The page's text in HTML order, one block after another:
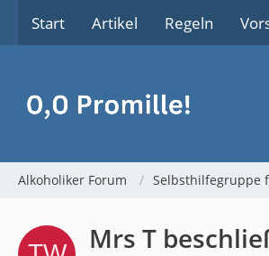
Start Artikel Regeln
Alkoholiker Forum Selbsthilfegruppe
Mrs T